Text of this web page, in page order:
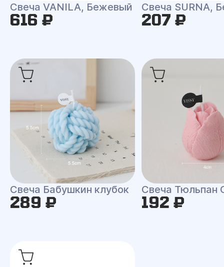
Свеча VANILA, Бежевый
616 ₽
Свеча SURNA,
207 ₽
Свеча Бабушкин клубок
289 ₽
Свеча Тюльпан
192 ₽